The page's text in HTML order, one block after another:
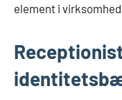
element i